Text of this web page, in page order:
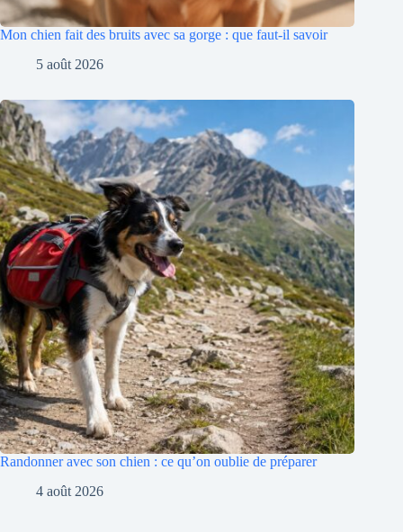
Mon chien fait des bruits avec sa gorge : que faut-il savoir
5 août 2026
Randonner avec son chien : ce qu’on oublie de préparer
4 août 2026